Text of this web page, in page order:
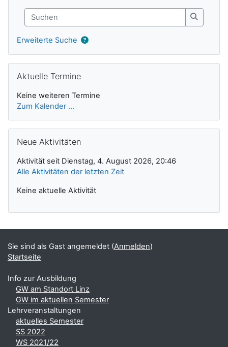
Suchen
Suchen
Erweiterte Suche
Aktuelle Termine
Keine weiteren Termine
Zum Kalender ...
Neue Aktivitäten
Aktivität seit Dienstag, 4. August 2026, 20:46
Alle Aktivitäten der letzten Zeit
Keine aktuelle Aktivität
Sie sind als Gast angemeldet (Anmelden)
Startseite
Info zur Ausbildung
GW am Standort Linz
GW im aktuellen Semester
Lehrveranstaltungen
aktuelles Semester
SS 2022
WS 2021/22